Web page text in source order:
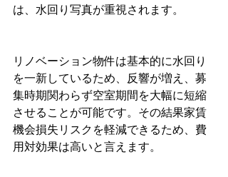
は、水回り写真が重視されます。
リノベーション物件は基本的に水回り
を一新しているため、反響が増え、募
集時期関わらず空室期間を大幅に短縮
させることが可能です。その結果家賃
機会損失リスクを軽減できるため、費
用対効果は高いと言えます。